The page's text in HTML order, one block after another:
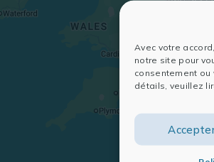
Avec votre
notre site pour
consentement
détails, veuillez